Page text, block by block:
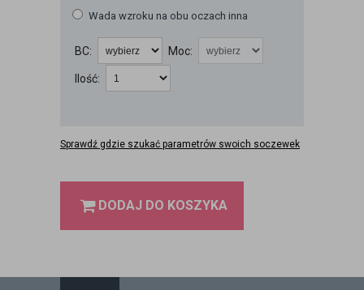
Wada wzroku na obu oczach inna
BC: Moc:
Ilość:
Sprawdź gdzie szukać parametrów swoich soczewek
DODAJ DO KOSZYKA